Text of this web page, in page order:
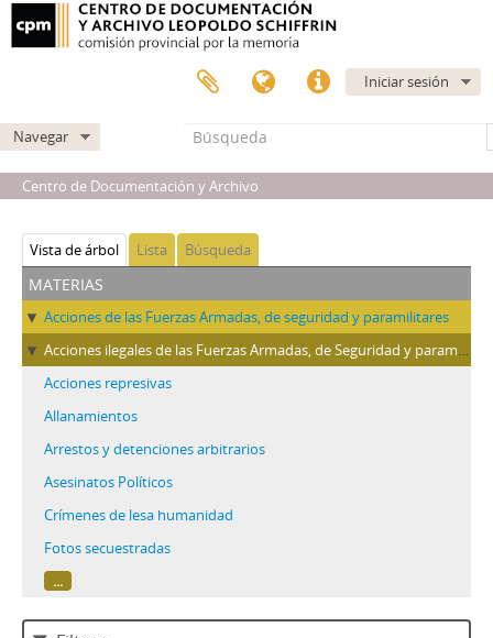
Iniciar sesión
Navegar
Centro de Documentación y Archivo
Vista de árbol Lista Búsqueda
materias
Acciones de las Fuerzas Armadas, de seguridad y paramilitares
Acciones ilegales de las Fuerzas Armadas, de Seguridad y paramilitares
Acciones represivas
Allanamientos
Arrestos y detenciones arbitrarios
Asesinatos Políticos
Crímenes de lesa humanidad
Fotos secuestradas
...